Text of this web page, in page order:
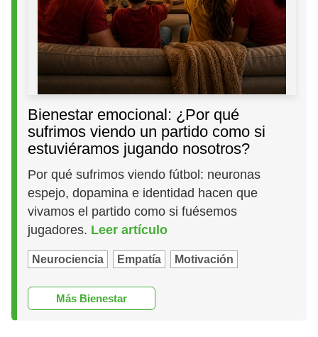
Bienestar emocional: ¿Por qué
sufrimos viendo un partido como si
estuviéramos jugando nosotros?
Por qué sufrimos viendo fútbol: neuronas
espejo, dopamina e identidad hacen que
vivamos el partido como si fuésemos
jugadores. Leer artículo
Neurociencia Empatía Motivación
Más Bienestar